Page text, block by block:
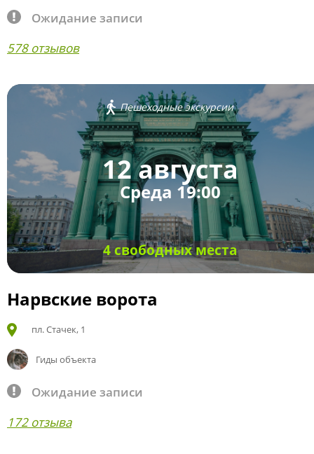
Ожидание записи
578 отзывов
Пешеходные экскурсии
12 августа
Среда 19:00
4 свободных места
Нарвские ворота
пл. Стачек, 1
Гиды объекта
Ожидание записи
172 отзыва